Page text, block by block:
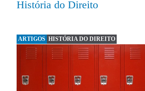
História do Direito
ARTIGOS HISTÓRIA DO DIREITO